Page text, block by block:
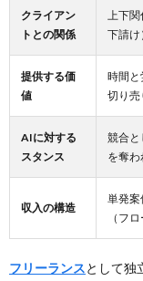
クライアン
トとの関係
上下関
下請け
提供する価
値
時間と
切り売
AIに対する
スタンス
競合と
を奪わ
収入の構造
単発案
（フ
フリーランスとして独